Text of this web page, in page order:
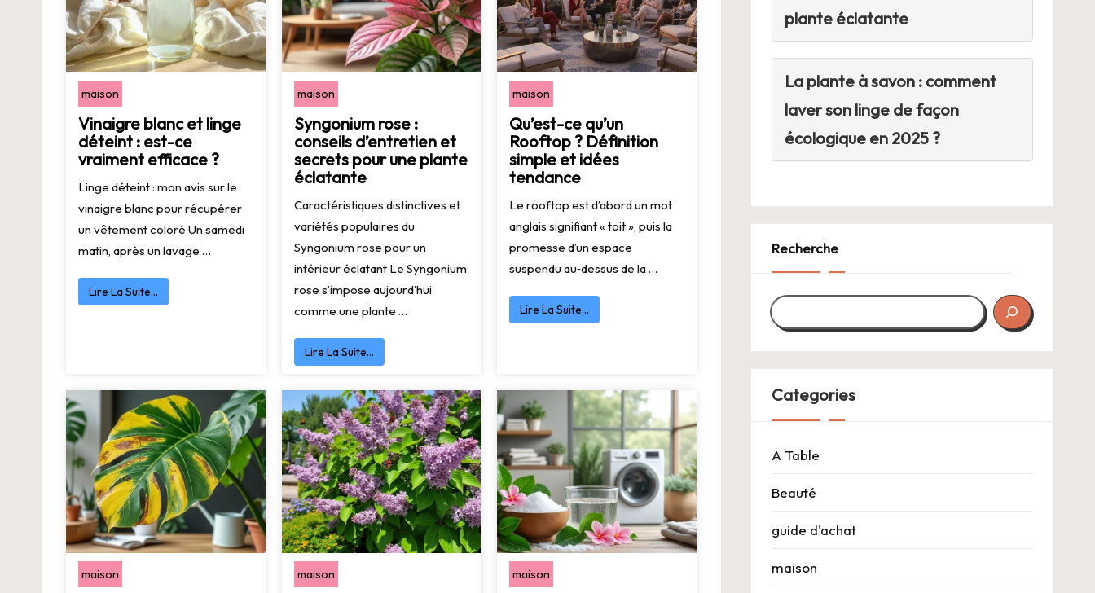
maison
Vinaigre blanc et linge
déteint : est-ce
vraiment efficace ?
Linge déteint : mon avis sur le
vinaigre blanc pour récupérer
un vêtement coloré Un samedi
matin, après un lavage …
Lire La Suite…
maison
Syngonium rose :
conseils d’entretien et
secrets pour une plante
éclatante
Caractéristiques distinctives et
variétés populaires du
Syngonium rose pour un
intérieur éclatant Le Syngonium
rose s’impose aujourd’hui
comme une plante …
Lire La Suite…
maison
Qu’est-ce qu’un
Rooftop ? Définition
simple et idées
tendance
Le rooftop est d’abord un mot
anglais signifiant « toit », puis la
promesse d’un espace
suspendu au‑dessus de la …
Lire La Suite…
maison maison maison
plante éclatante
La plante à savon : comment
laver son linge de façon
écologique en 2025 ?
Recherche
Categories
A Table
Beauté
guide d'achat
maison